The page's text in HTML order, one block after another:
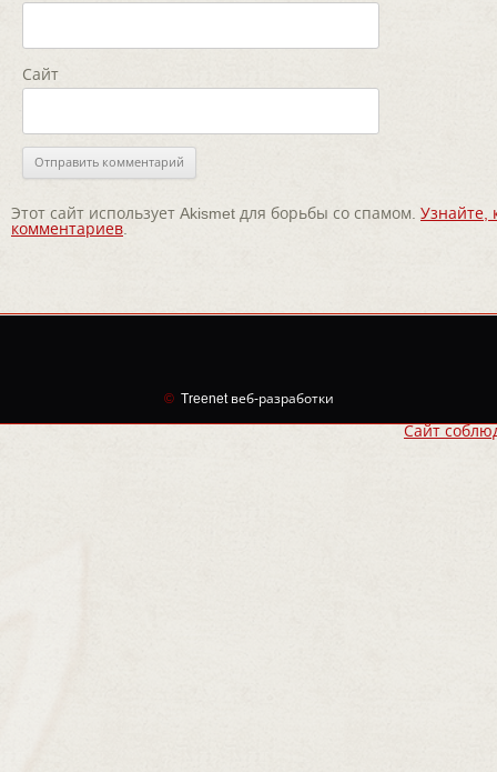
Сайт
Этот сайт использует Akismet для борьбы со спамом. Узнайте,
комментариев
© Treenet веб-разработки
Сайт